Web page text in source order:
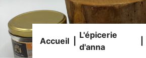
Accueil
L'épicerie
d'anna